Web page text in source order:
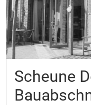
Scheune